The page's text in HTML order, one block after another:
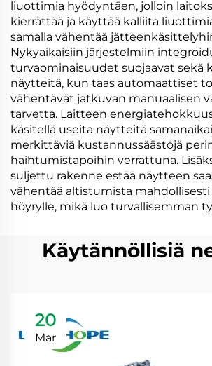
liuottimia hyödyntäen, jolloin
kierrättää ja käyttää kalliita
samalla vähentää
Nykyaikaisiin järjestelmiin
turvaominaisuudet suojaavat sekä
näytteitä, kun taas automaattiset
vähentävät jatkuvan manuaalisen
tarvetta. Laitteen
käsitellä useita näytteitä
merkittäviä kustannussäästöjä
haihtumistapoihin verrattuna.
suljettu rakenne estää näytteen
vähentää altistumista mahdollisesti
höyrylle, mikä luo turvallisemman
Käytännöllisiä
20
Mar